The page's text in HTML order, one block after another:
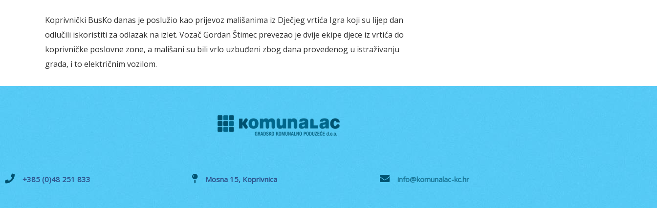
Koprivnički BusKo danas je poslužio kao prijevoz mališanima iz Dječjeg vrtića Igra koji su lijep dan
odlučili iskoristiti za odlazak na izlet. Vozač Gordan Štimec prevezao je dvije ekipe djece iz vrtića do
koprivničke poslovne zone, a mališani su bili vrlo uzbuđeni zbog dana provedenog u istraživanju
grada, i to električnim vozilom.
+385 (0)48 251 833 Mosna 15, Koprivnica info@komunalac-kc.hr